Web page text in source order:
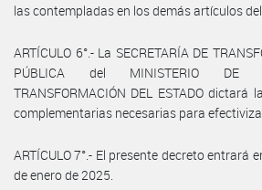
las contempladas en los demás artículos
ARTÍCULO 6°.- La SECRETARÍA DE
PÚBLICA del MINISTERIO DE
TRANSFORMACIÓN DEL ESTADO
complementarias necesarias para
ARTÍCULO 7°.- El presente decreto entrará
de enero de 2025.